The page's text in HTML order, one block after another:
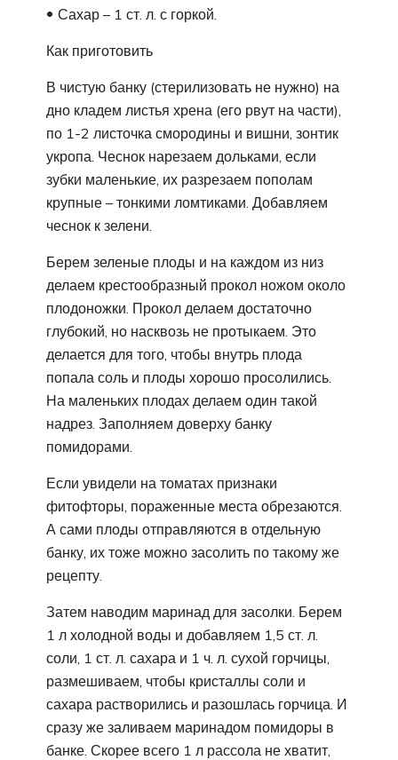
Сахар – 1 ст. л. с горкой.
Как приготовить
В чистую банку (стерилизовать не нужно) на
дно кладем листья хрена (его рвут на части),
по 1-2 листочка смородины и вишни, зонтик
укропа. Чеснок нарезаем дольками, если
зубки маленькие, их разрезаем пополам
крупные – тонкими ломтиками. Добавляем
чеснок к зелени.
Берем зеленые плоды и на каждом из низ
делаем крестообразный прокол ножом около
плодоножки. Прокол делаем достаточно
глубокий, но насквозь не протыкаем. Это
делается для того, чтобы внутрь плода
попала соль и плоды хорошо просолились.
На маленьких плодах делаем один такой
надрез. Заполняем доверху банку
помидорами.
Если увидели на томатах признаки
фитофторы, пораженные места обрезаются.
А сами плоды отправляются в отдельную
банку, их тоже можно засолить по такому же
рецепту.
Затем наводим маринад для засолки. Берем
1 л холодной воды и добавляем 1,5 ст. л.
соли, 1 ст. л. сахара и 1 ч. л. сухой горчицы,
размешиваем, чтобы кристаллы соли и
сахара растворились и разошлась горчица. И
сразу же заливаем маринадом помидоры в
банке. Скорее всего 1 л рассола не хватит,